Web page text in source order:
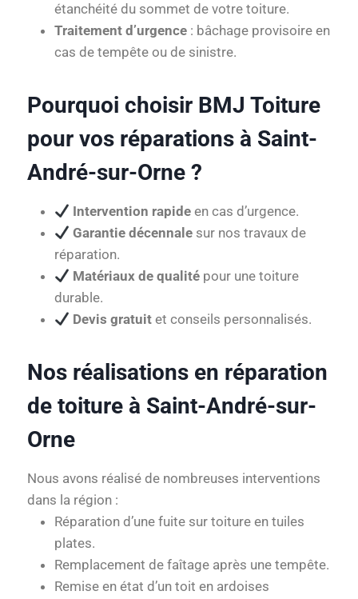
étanchéité du sommet de votre toiture.
Traitement d’urgence : bâchage provisoire en
cas de tempête ou de sinistre.
Pourquoi choisir BMJ Toiture
pour vos réparations à Saint-
André-sur-Orne ?
Intervention rapide en cas d’urgence.
Garantie décennale sur nos travaux de
réparation.
Matériaux de qualité pour une toiture
durable.
Devis gratuit et conseils personnalisés.
Nos réalisations en réparation
de toiture à Saint-André-sur-
Orne
Nous avons réalisé de nombreuses interventions
dans la région :
Réparation d’une fuite sur toiture en tuiles
plates.
Remplacement de faîtage après une tempête.
Remise en état d’un toit en ardoises